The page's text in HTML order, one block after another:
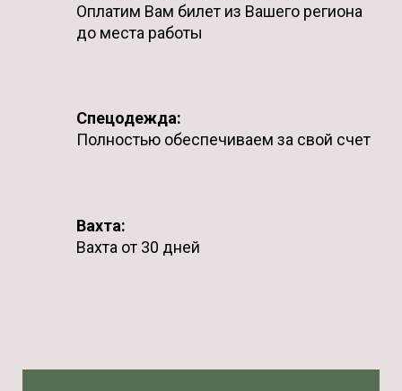
Оплатим Вам билет из Вашего региона
до места работы
Спецодежда:
Полностью обеспечиваем за свой счет
Вахта:
Вахта от 30 дней